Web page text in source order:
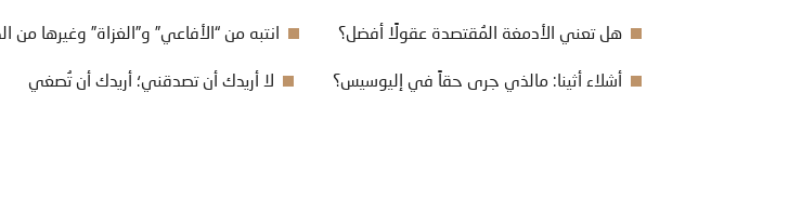
هل تعني الأدمغة المُقتصدة عقولًا أفضل؟ انتبه من “الأفاعي” و”الغزاة” وغيرها من
أشلاء أثينا: مالذي جرى حقاً في إليوسيس؟ لا أريدك أن تصدقني؛ أريدك أن تُصغي